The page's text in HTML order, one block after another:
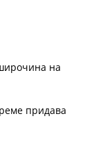
на
придава